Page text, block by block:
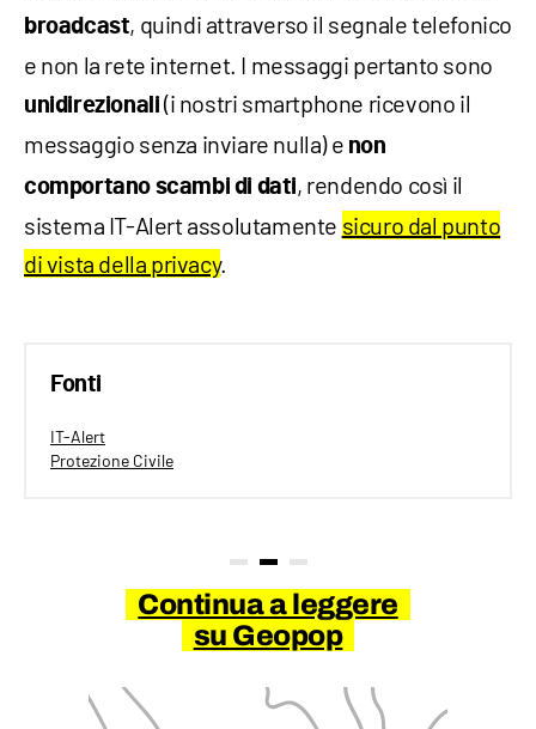
broadcast, quindi attraverso il segnale telefonico
e non la rete internet. I messaggi pertanto sono
unidirezionali (i nostri smartphone ricevono il
messaggio senza inviare nulla) e non
comportano scambi di dati, rendendo così il
sistema IT-Alert assolutamente sicuro dal punto
di vista della privacy.
Fonti
IT-Alert
Protezione Civile
Continua a leggere
su Geopop